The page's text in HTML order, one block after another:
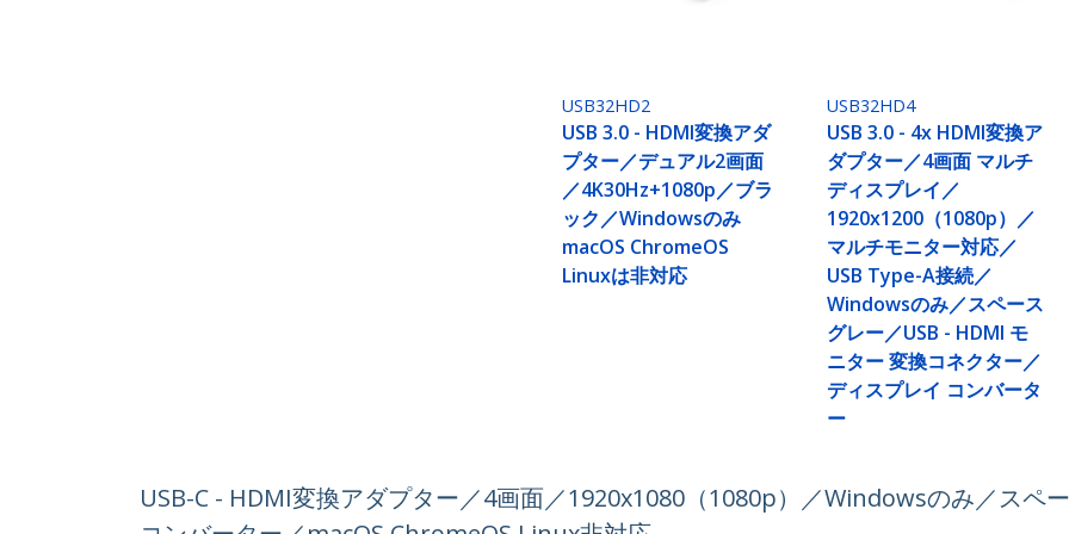
USB32HD2
USB 3.0 - HDMI変換アダ
プター／デュアル2画面
／4K30Hz+1080p／ブラ
ック／Windowsのみ
macOS ChromeOS
Linuxは非対応
USB32HD4
USB 3.0 - 4x HDMI変換ア
ダプター／4画面 マルチ
ディスプレイ／
1920x1200（1080p）／
マルチモニター対応／
USB Type-A接続／
Windowsのみ／スペース
グレー／USB - HDMI モ
ニター 変換コネクター／
ディスプレイ コンバータ
ー
USB-C - HDMI変換アダプター／4画面／1920x1080（1080p）／Windowsのみ／スペ